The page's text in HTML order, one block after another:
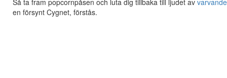
Så ta fram popcornpåsen och luta dig tillbaka till ljudet av
en försynt Cygnet, förstås.